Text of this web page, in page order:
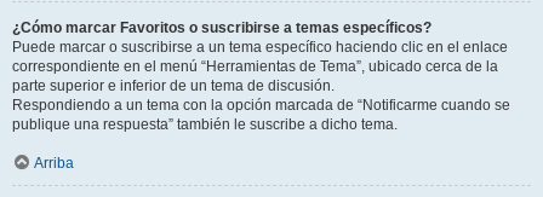
¿Cómo marcar Favoritos o suscribirse a temas específicos?
Puede marcar o suscribirse a un tema específico haciendo clic en el enlace
correspondiente en el menú “Herramientas de Tema”, ubicado cerca de la
parte superior e inferior de un tema de discusión.
Respondiendo a un tema con la opción marcada de “Notificarme cuando se
publique una respuesta” también le suscribe a dicho tema.
Arriba